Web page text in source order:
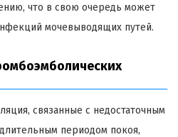
что в свою очередь может
мочевыводящих путей.
связанные с недостаточным
периодом покоя,